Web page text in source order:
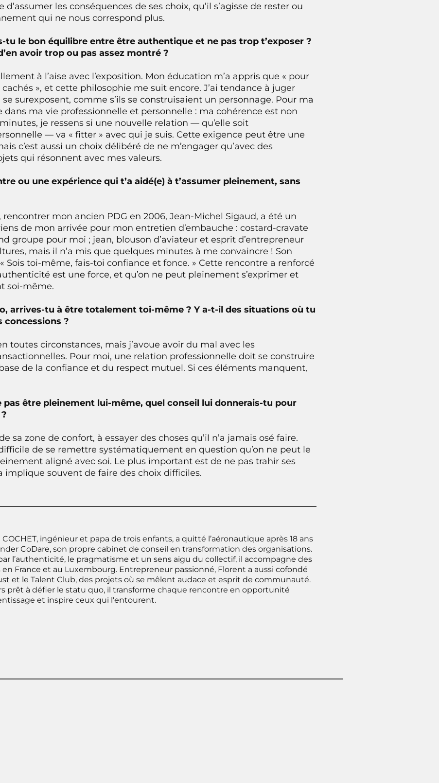
les conséquences de ses choix, qu’il s’agisse de rester ou
qui ne nous correspond plus.
tu le bon équilibre entre être authentique et ne pas trop t’exposer ?
avoir trop ou pas assez montré ?
à l’aise avec l’exposition. Mon éducation m’a appris que « pour
», et cette philosophie me suit encore. J’ai tendance à juger
surexposent, comme s’ils se construisaient un personnage. Pour ma
dans ma vie professionnelle et personnelle : ma cohérence est non
je ressens si une nouvelle relation — qu’elle soit
— va « fitter » avec qui je suis. Cette exigence peut être une
c’est aussi un choix délibéré de ne m’engager qu’avec des
qui résonnent avec mes valeurs.
ou une expérience qui t’a aidé(e) à t’assumer pleinement, sans
mon ancien PDG en 2006, Jean-Michel Sigaud, a été un
de mon arrivée pour mon entretien d’embauche : costard-cravate
groupe pour moi ; jean, blouson d’aviateur et esprit d’entrepreneur
mais il n’a mis que quelques minutes à me convaincre ! Son
Sois toi-même, fais-toi confiance et fonce. » Cette rencontre a renforcé
est une force, et qu’on ne peut pleinement s’exprimer et
soi-même.
arrives-tu à être totalement toi-même ? Y a-t-il des situations où tu
concessions ?
toutes circonstances, mais j’avoue avoir du mal avec les
Pour moi, une relation professionnelle doit se construire
de la confiance et du respect mutuel. Si ces éléments manquent,
pas être pleinement lui-même, quel conseil lui donnerais-tu pour
sa zone de confort, à essayer des choses qu’il n’a jamais osé faire.
de se remettre systématiquement en question qu’on ne peut le
aligné avec soi. Le plus important est de ne pas trahir ses
implique souvent de faire des choix difficiles.
ingénieur et papa de trois enfants, a quitté l’aéronautique après 18 ans
CoDare, son propre cabinet de conseil en transformation des organisations.
l’authenticité, le pragmatisme et un sens aigu du collectif, il accompagne des
en France et au Luxembourg. Entrepreneur passionné, Florent a aussi cofondé
et le Talent Club, des projets où se mêlent audace et esprit de communauté.
prêt à défier le statu quo, il transforme chaque rencontre en opportunité
et inspire ceux qui l'entourent.